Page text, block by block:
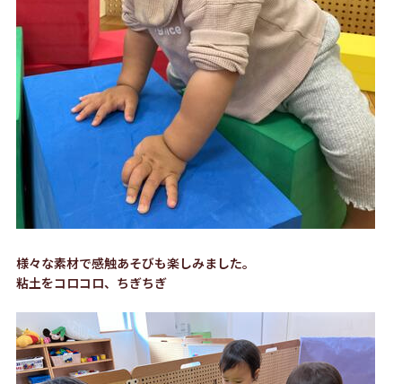
様々な素材で感触あそびも楽しみました。
粘土をコロコロ、ちぎちぎ